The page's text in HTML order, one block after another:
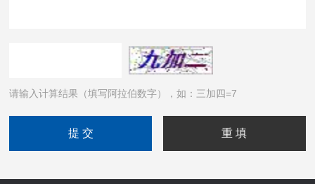
请输入计算结果（填写阿拉伯数字），如：三加四=7